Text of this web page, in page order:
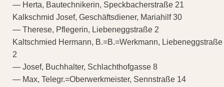
— Herta, Bautechnikerin, Speckbacherstraße 21
Kalkschmid Josef, Geschäftsdiener, Mariahilf 30
— Therese, Pflegerin, Liebeneggstraße 2
Kaltschmied Hermann, B.=B.=Werkmann, Liebeneggstraße
2
— Josef, Buchhalter, Schlachthofgasse 8
— Max, Telegr.=Oberwerkmeister, Sennstraße 14